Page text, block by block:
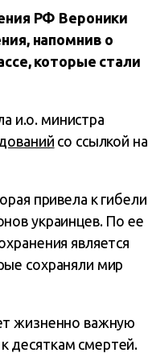
РФ Вероники
напомнив о
которые стали
и.о. министра
со ссылкой на
привела к гибели
украинцев. По ее
является
сохраняли мир
жизненно важную
десяткам смертей.